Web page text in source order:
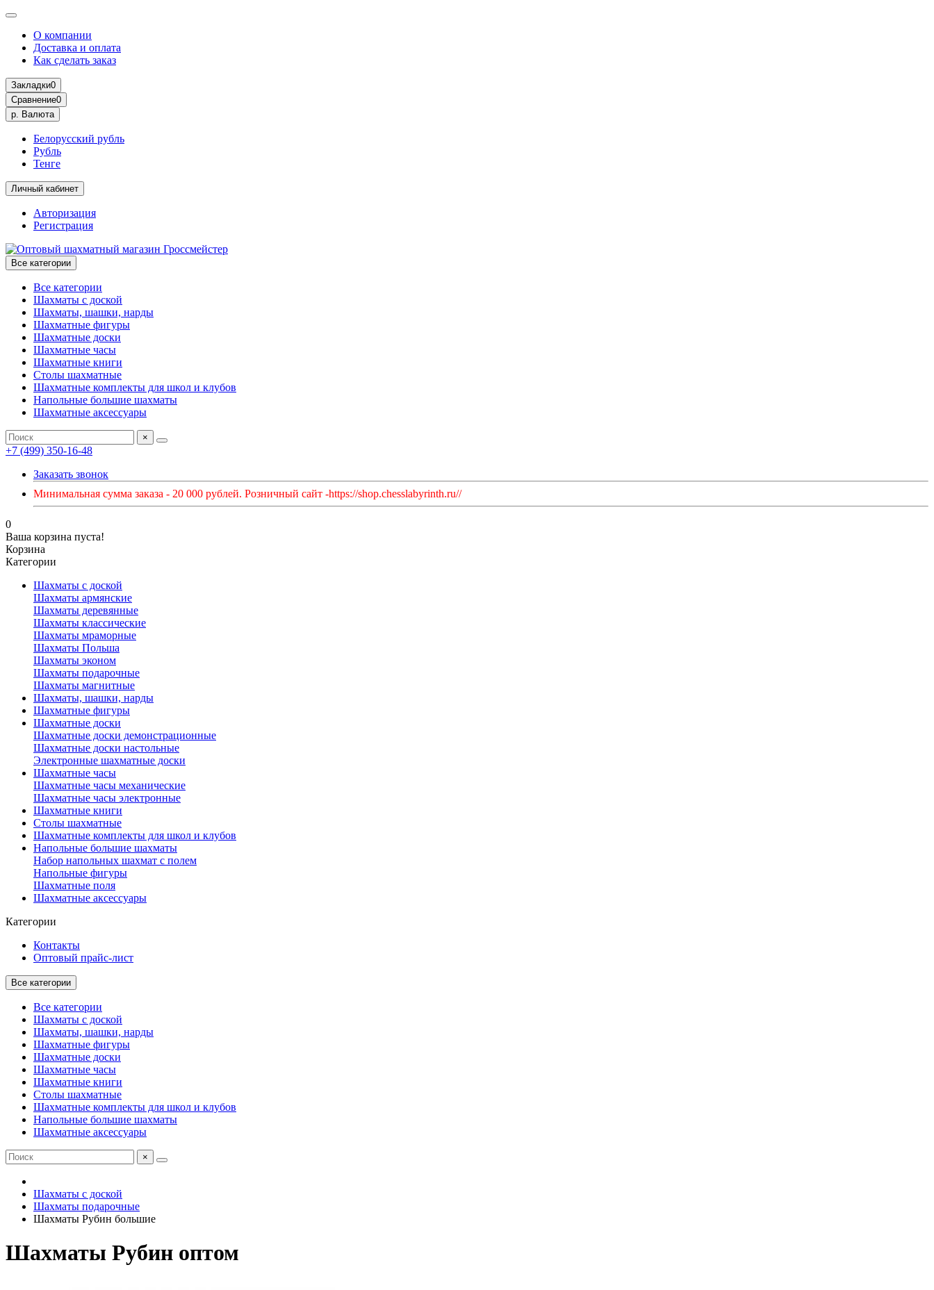
О компании
Доставка и оплата
Как сделать заказ
Закладки0
Сравнение0
р. Валюта
Белорусский рубль
Рубль
Тенге
Личный кабинет
Авторизация
Регистрация
Все категории
Все категории
Шахматы с доской
Шахматы, шашки, нарды
Шахматные фигуры
Шахматные доски
Шахматные часы
Шахматные книги
Столы шахматные
Шахматные комплекты для школ и клубов
Напольные большие шахматы
Шахматные аксессуары
×
+7 (499) 350-16-48
Заказать звонок
Минимальная сумма заказа - 20 000 рублей. Розничный сайт -https://shop.chesslabyrinth.ru//
0
Ваша корзина пуста!
Корзина
Категории
Шахматы с доской
Шахматы армянские
Шахматы деревянные
Шахматы классические
Шахматы мраморные
Шахматы Польша
Шахматы эконом
Шахматы подарочные
Шахматы магнитные
Шахматы, шашки, нарды
Шахматные фигуры
Шахматные доски
Шахматные доски демонстрационные
Шахматные доски настольные
Электронные шахматные доски
Шахматные часы
Шахматные часы механические
Шахматные часы электронные
Шахматные книги
Столы шахматные
Шахматные комплекты для школ и клубов
Напольные большие шахматы
Набор напольных шахмат c полем
Напольные фигуры
Шахматные поля
Шахматные аксессуары
Категории
Контакты
Оптовый прайс-лист
Все категории
Все категории
Шахматы с доской
Шахматы, шашки, нарды
Шахматные фигуры
Шахматные доски
Шахматные часы
Шахматные книги
Столы шахматные
Шахматные комплекты для школ и клубов
Напольные большие шахматы
Шахматные аксессуары
×
Шахматы с доской
Шахматы подарочные
Шахматы Рубин большие
Шахматы Рубин оптом